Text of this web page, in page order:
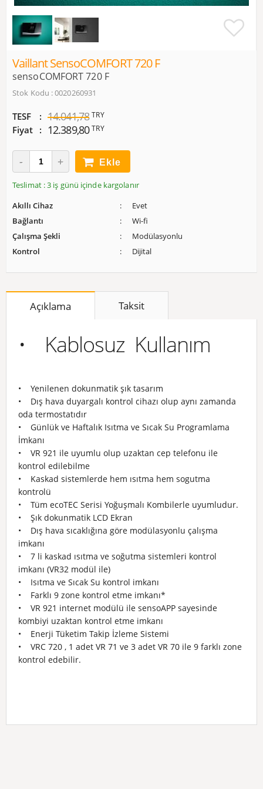
Vaillant SensoCOMFORT 720 F
sensoCOMFORT 720 F
Stok Kodu : 0020260931
TESF 14.041,78 TRY
Fiyat 12.389,80 TRY
Ekle
Teslimat : 3 iş günü içinde kargolanır
Akıllı Cihaz
Evet
Bağlantı
Wi-fi
Çalışma Şekli
Modülasyonlu
Kontrol
Dijital
Açıklama Taksit
• Kablosuz Kullanım
• Yenilenen dokunmatik şık tasarım
• Dış hava duyargalı kontrol cihazı olup aynı zamanda
oda termostatıdır
• Günlük ve Haftalık Isıtma ve Sıcak Su Programlama
İmkanı
• VR 921 ile uyumlu olup uzaktan cep telefonu ile
kontrol edilebilme
• Kaskad sistemlerde hem ısıtma hem sogutma
kontrolü
• Tüm ecoTEC Serisi Yoğuşmalı Kombilerle uyumludur.
• Şık dokunmatik LCD Ekran
• Dış hava sıcaklığına göre modülasyonlu çalışma
imkanı
• 7 li kaskad ısıtma ve soğutma sistemleri kontrol
imkanı (VR32 modül ile)
• Isıtma ve Sıcak Su kontrol imkanı
• Farklı 9 zone kontrol etme imkanı*
• VR 921 internet modülü ile sensoAPP sayesinde
kombiyi uzaktan kontrol etme imkanı
• Enerji Tüketim Takip İzleme Sistemi
• VRC 720 , 1 adet VR 71 ve 3 adet VR 70 ile 9 farklı zone
kontrol edebilir.